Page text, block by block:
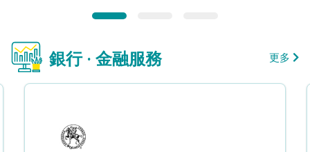
銀行 · 金融服務 更多